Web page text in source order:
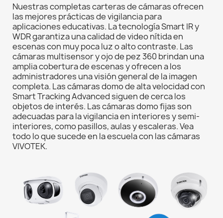
Nuestras completas carteras de cámaras ofrecen
las mejores prácticas de vigilancia para
aplicaciones educativas. La tecnología Smart IR y
WDR garantiza una calidad de video nítida en
escenas con muy poca luz o alto contraste. Las
cámaras multisensor y ojo de pez 360 brindan una
amplia cobertura de escenas y ofrecen a los
administradores una visión general de la imagen
completa. Las cámaras domo de alta velocidad con
Smart Tracking Advanced siguen de cerca los
objetos de interés. Las cámaras domo fijas son
adecuadas para la vigilancia en interiores y semi-
interiores, como pasillos, aulas y escaleras. Vea
todo lo que sucede en la escuela con las cámaras
VIVOTEK.